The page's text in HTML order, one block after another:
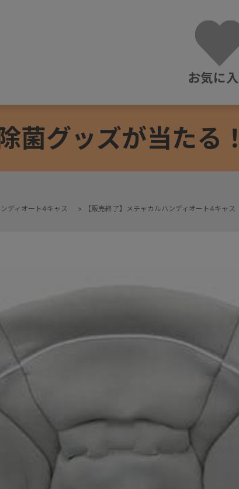
お気に
菌グッズが当たる
ディオート4キャス > 【販売終了】メチャカルハンディオート4キャ